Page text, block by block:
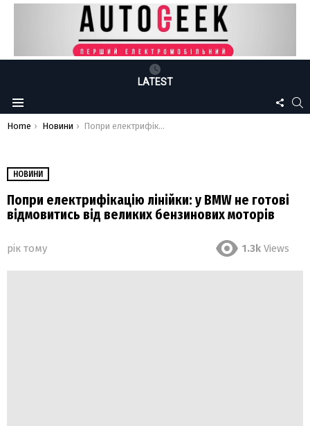
LATEST
Menu
US
You are here:
Home Новини Попри електрифікацію лінійки: у BMW не готові відмовитись від великих бензинових моторів
НОВИНИ
Попри електрифікацію лінійки: у BMW не готові
відмовитись від великих бензинових моторів
рік тому 1.3k Views